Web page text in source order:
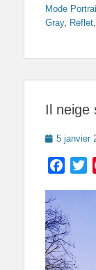
Mode
Gray, Reflet
Il neige
Posted
5 janvier